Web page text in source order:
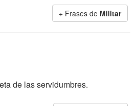
+ Frases de Militar
de las servidumbres.